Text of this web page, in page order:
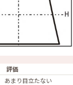
評価
あまり目立たない